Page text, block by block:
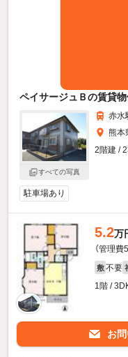
ペイサージュＢの賃貸
すべての写真
赤水
熊本
2階建 /
駐車場あり
5.2万
（管理費
敷 不要
1階 /
お